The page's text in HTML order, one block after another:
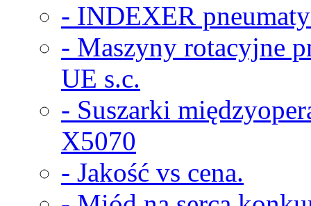
- INDEXER
- Maszyny rotacyjne
UE s.c.
- Suszarki
X5070
- Jakość vs cena.